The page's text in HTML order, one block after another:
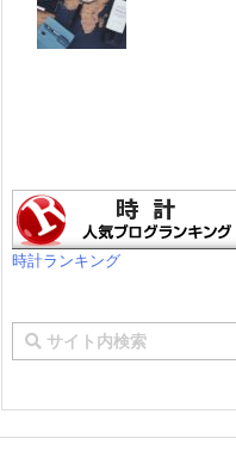
時計ランキング